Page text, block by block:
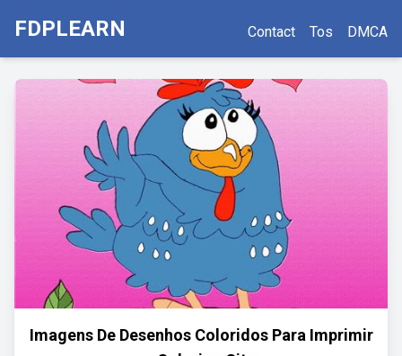
FDPLEARN Contact Tos DMCA
Imagens De Desenhos Coloridos Para Imprimir